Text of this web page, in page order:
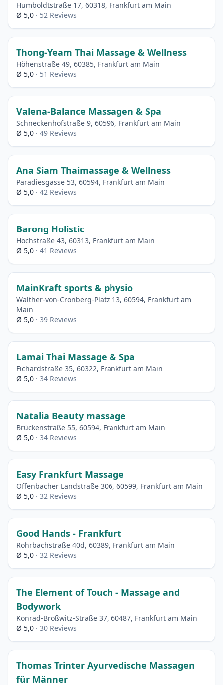
Humboldtstraße 17, 60318, Frankfurt am Main
Ø 5,0 · 52 Reviews
Thong-Yeam Thai Massage & Wellness
Höhenstraße 49, 60385, Frankfurt am Main
Ø 5,0 · 51 Reviews
Valena-Balance Massagen & Spa
Schneckenhofstraße 9, 60596, Frankfurt am Main
Ø 5,0 · 49 Reviews
Ana Siam Thaimassage & Wellness
Paradiesgasse 53, 60594, Frankfurt am Main
Ø 5,0 · 42 Reviews
Barong Holistic
Hochstraße 43, 60313, Frankfurt am Main
Ø 5,0 · 41 Reviews
MainKraft sports & physio
Walther-von-Cronberg-Platz 13, 60594, Frankfurt am
Main
Ø 5,0 · 39 Reviews
Lamai Thai Massage & Spa
Fichardstraße 35, 60322, Frankfurt am Main
Ø 5,0 · 34 Reviews
Natalia Beauty massage
Brückenstraße 55, 60594, Frankfurt am Main
Ø 5,0 · 34 Reviews
Easy Frankfurt Massage
Offenbacher Landstraße 306, 60599, Frankfurt am Main
Ø 5,0 · 32 Reviews
Good Hands - Frankfurt
Rohrbachstraße 40d, 60389, Frankfurt am Main
Ø 5,0 · 32 Reviews
The Element of Touch - Massage and
Bodywork
Konrad-Broßwitz-Straße 37, 60487, Frankfurt am Main
Ø 5,0 · 30 Reviews
Thomas Trinter Ayurvedische Massagen
für Männer